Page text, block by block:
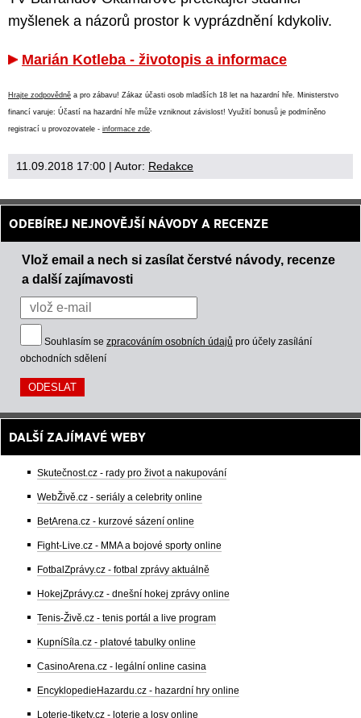
myšlenek a názorů prostor k vyprázdnění kdykoliv.
Marián Kotleba - životopis a informace
Hrajte zodpovědně a pro zábavu! Zákaz účasti osob mladších 18 let na hazardní hře. Ministerstvo
financí varuje: Účastí na hazardní hře může vzniknout závislost! Využití bonusů je podmíněno
registrací u provozovatele - informace zde
11.09.2018 17:00 | Autor: Redakce
ODEBÍREJ NEJNOVĚJŠÍ NÁVODY A RECENZE
Vlož email a nech si zasílat čerstvé návody, recenze
a další zajímavosti
Souhlasím se zpracováním osobních údajů pro účely zasílání
obchodních sdělení
DALŠÍ ZAJÍMAVÉ WEBY
Skutečnost.cz - rady pro život a nakupování
WebŽivě.cz - seriály a celebrity online
BetArena.cz - kurzové sázení online
Fight-Live.cz - MMA a bojové sporty online
FotbalZprávy.cz - fotbal zprávy aktuálně
HokejZprávy.cz - dnešní hokej zprávy online
Tenis-Živě.cz - tenis portál a live program
KupníSíla.cz - platové tabulky online
CasinoArena.cz - legální online casina
EncyklopedieHazardu.cz - hazardní hry online
Loterie-tikety.cz - loterie a losy online